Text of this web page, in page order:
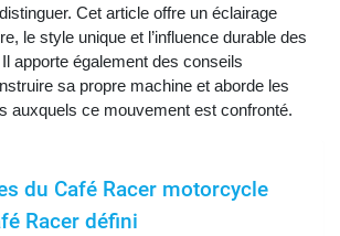
Cet article offre un éclairage
le style unique et l’influence durable des
apporte également des conseils
sa propre machine et aborde les
auxquels ce mouvement est confronté.
du Café Racer motorcycle
Racer défini